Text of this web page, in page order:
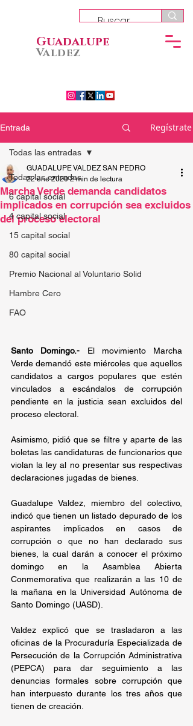
Guadalupe
Valdez
Entrada Regístrate
Todas las entradas
6 capital social
4 capital social
15 capital social
80 capital social
Premio Nacional al Voluntario Solid
Hambre Cero
FAO
Todas las entradas
Marcha Verde demanda candidatos
implicados en corrupción sea excluidos
del proceso electoral
GUADALUPE VALDEZ SAN PEDRO
22 ene 2020 2 min de lectura
Santo Domingo.- El movimiento Marcha
Verde demandó este miércoles que aquellos
candidatos a cargos populares que estén
vinculados a escándalos de corrupción
pendiente en la justicia sean excluidos del
proceso electoral.
Asimismo, pidió que se filtre y aparte de las
boletas las candidaturas de funcionarios que
violan la ley al no presentar sus respectivas
declaraciones jugadas de bienes.
Guadalupe Valdez, miembro del colectivo,
indicó que tienen un listado depurado de los
aspirantes implicados en casos de
corrupción o que no han declarado sus
bienes, la cual darán a conocer el próximo
domingo en la Asamblea Abierta
Conmemorativa que realizarán a las 10 de
la mañana en la Universidad Autónoma de
Santo Domingo (UASD).
Valdez explicó que se trasladaron a las
oficinas de la Procuraduría Especializada de
Persecución de la Corrupción Administrativa
(PEPCA) para dar seguimiento a las
denuncias formales sobre corrupción que
han interpuesto durante los tres años que
tienen de creación.